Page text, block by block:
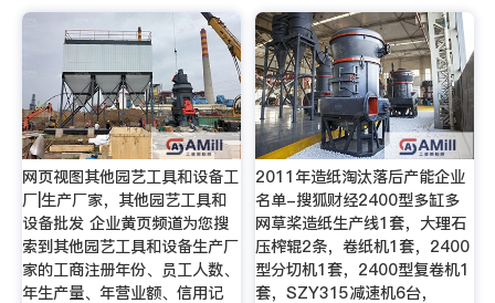
网页视图其他园艺工具和设备工
厂|生产厂家，其他园艺工具和
设备批发 企业黄页频道为您搜
索到其他园艺工具和设备生产厂
家的工商注册年份、员工人数、
年生产量、年营业额、信用记
2011年造纸淘汰落后产能企业
名单-搜狐财经2400型多缸多
网草桨造纸生产线1套，大理石
压榨辊2条，卷纸机1套，2400
型分切机1套，2400型复卷机1
套，SZY315减速机6台，